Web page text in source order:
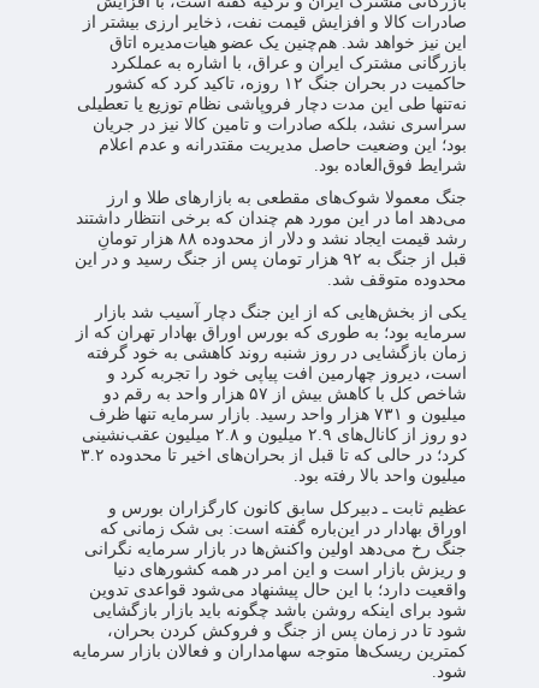
صادرات کالا و افزایش قیمت نفت، ذخایر ارزی بیشتر از
این نیز خواهد شد. هم‌چنین یک عضو هیات‌مدیره اتاق
بازرگانی مشترک ایران و عراق، با اشاره به عملکرد
حاکمیت در بحران جنگ ۱۲ روزه، تاکید کرد که کشور
نه‌تنها طی این مدت دچار فروپاشی نظام توزیع یا تعطیلی
سراسری نشد، بلکه صادرات و تامین کالا نیز در جریان
بود؛ این وضعیت حاصل مدیریت مقتدرانه و عدم اعلام
شرایط فوق‌العاده بود.
جنگ معمولا شوک‌های مقطعی به بازارهای طلا و ارز
می‌دهد اما در این مورد هم چندان که برخی انتظار داشتند
رشد قیمت ایجاد نشد و دلار از محدوده ۸۸ هزار تومانِ
قبل از جنگ به ۹۲ هزار تومان پس از جنگ رسید و در این
محدوده متوقف شد.
یکی از بخش‌هایی که از این جنگ دچار آسیب شد بازار
سرمایه بود؛ به طوری که بورس اوراق بهادار تهران که از
زمان بازگشایی در روز شنبه روند کاهشی به خود گرفته
است، دیروز چهارمین افت پیاپی خود را تجربه کرد و
شاخص کل با کاهش بیش از ۵۷ هزار واحد به رقم دو
میلیون و ۷۳۱ هزار واحد رسید. بازار سرمایه تنها ظرف
دو روز از کانال‌های ۲.۹ میلیون و ۲.۸ میلیون عقب‌نشینی
کرد؛ در حالی که تا قبل از بحران‌های اخیر تا محدوده ۳.۲
میلیون واحد بالا رفته بود.
عظیم ثابت ـ دبیرکل سابق کانون کارگزاران بورس و
اوراق بهادار در این‌باره گفته است: بی شک زمانی که
جنگ رخ می‌دهد اولین واکنش‌ها در بازار سرمایه نگرانی
و ریزش بازار است و این امر در همه کشورهای دنیا
واقعیت دارد؛ با این حال پیشنهاد می‌شود قواعدی تدوین
شود برای اینکه روشن باشد چگونه باید بازار بازگشایی
شود تا در زمان پس از جنگ و فروکش کردن بحران،
کمترین ریسک‌ها متوجه سهامداران و فعالان بازار سرمایه
شود.